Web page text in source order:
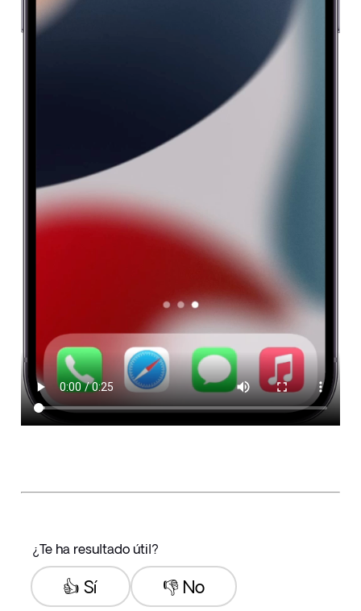
¿Te ha resultado útil?
👎 No
👍 Sí